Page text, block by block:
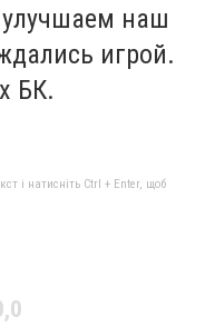
наш
игрой.
БК.
і натисніть Ctrl + Enter, щоб